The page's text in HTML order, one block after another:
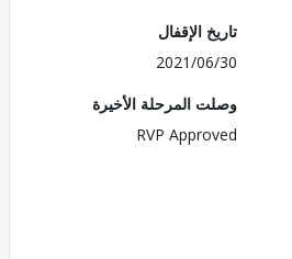
تاريخ الإقفال
2021/06/30
وصلت المرحلة الأخيرة
RVP Approved